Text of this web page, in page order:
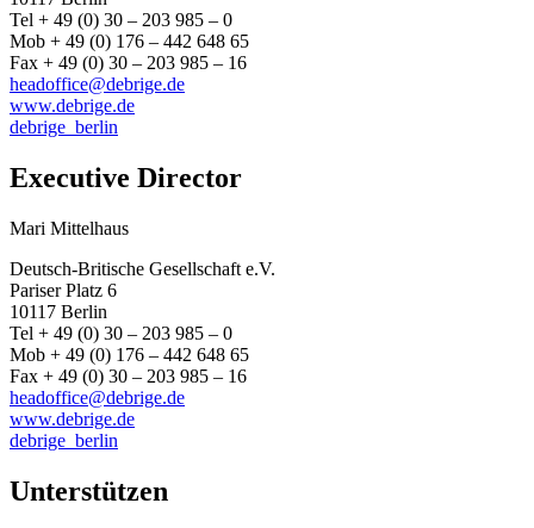
Tel + 49 (0) 30 – 203 985 – 0
Mob + 49 (0) 176 – 442 648 65
Fax + 49 (0) 30 – 203 985 – 16
headoffice@debrige.de
www.debrige.de
debrige_berlin
Executive Director
Mari Mittelhaus
Deutsch-Britische Gesellschaft e.V.
Pariser Platz 6
10117 Berlin
Tel + 49 (0) 30 – 203 985 – 0
Mob + 49 (0) 176 – 442 648 65
Fax + 49 (0) 30 – 203 985 – 16
headoffice@debrige.de
www.debrige.de
debrige_berlin
Unterstützen